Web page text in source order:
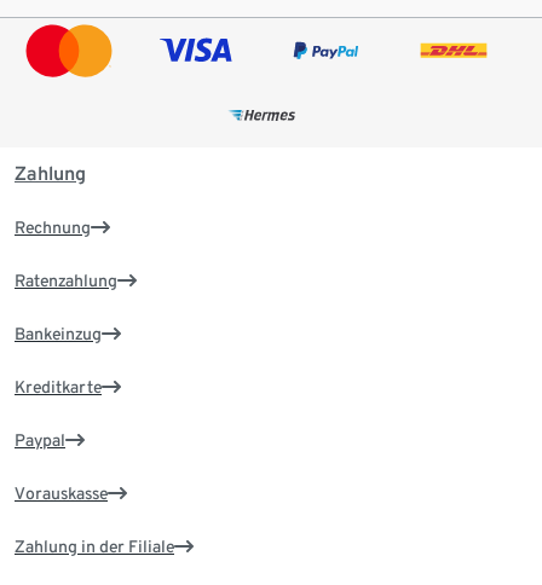
Zahlung
Rechnung
Ratenzahlung
Bankeinzug
Kreditkarte
Paypal
Vorauskasse
Zahlung in der Filiale